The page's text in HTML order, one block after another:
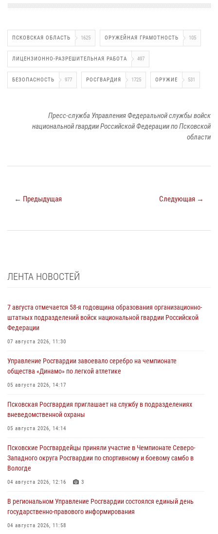
ПСКОВСКАЯ ОБЛАСТЬ 1625 ОРУЖЕЙНАЯ ГРАМОТНОСТЬ 105
ЛИЦЕНЗИОННО-РАЗРЕШИТЕЛЬНАЯ РАБОТА 497
БЕЗОПАСНОСТЬ 977 РОСГВАРДИЯ 1725 ОРУЖИЕ 531
Пресс-служба Управления Федеральной службы войск
национальной гвардии Российской Федерации по Псковской
области
← Предыдущая Следующая →
ЛЕНТА НОВОСТЕЙ
7 августа отмечается 58-я годовщина образования организационно-
штатных подразделений войск национальной гвардии Российской
Федерации
07 августа 2026, 11:30
Управление Росгвардии завоевало серебро на чемпионате
общества «Динамо» по легкой атлетике
05 августа 2026, 14:17
Псковская Росгвардия приглашает на службу в подразделениях
вневедомственной охраны
05 августа 2026, 14:14
Псковские Росгвардейцы приняли участие в Чемпионате Северо-
Западного округа Росгвардии по спортивному и боевому самбо в
Вологде
04 августа 2026, 12:16 3
В региональном Управление Росгвардии состоялся единый день
государственно-правового информирования
04 августа 2026, 11:58